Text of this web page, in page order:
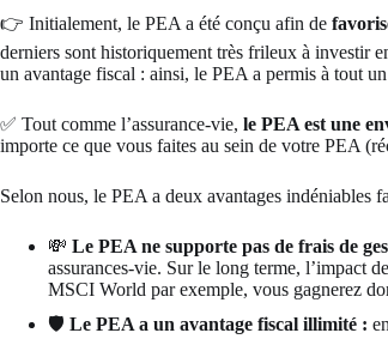
👉 Initialement, le PEA a été conçu afin de
derniers sont historiquement très frileux à investir
un avantage fiscal : ainsi, le PEA a permis à tout
✅ Tout comme l’assurance-vie, le PEA est une
importe ce que vous faites au sein de votre PEA
Selon nous, le PEA a deux avantages indéniables
💸 Le PEA ne supporte pas de frais de
assurances-vie. Sur le long terme, l’impact
MSCI World par exemple, vous gagnerez
🛡️ Le PEA a un avantage fiscal illimité :